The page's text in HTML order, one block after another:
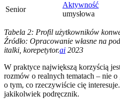
Senior
Aktywność
umysłowa
Tabela 2: Profil użytkowników
Źródło: Opracowanie własne na
italki, korepetytor.ai 2023
W praktyce największą korzyścią
rozmów o realnych tematach – nie
o tym, co rzeczywiście cię
jakikolwiek podręcznik.